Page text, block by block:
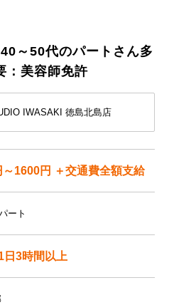
～50代のパートさん多
：美容師免許
IWASAKI 徳島北島店
～1600円 ＋交通費全額支給
ート
日3時間以上